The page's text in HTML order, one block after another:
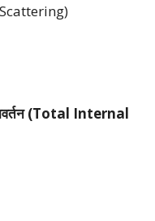
(Total Internal